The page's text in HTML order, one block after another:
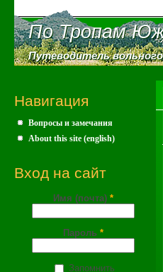
По Тропам
По Тропам
Путеводитель
Путеводитель
Навигация
Вопросы и замечания
About this site (english)
Вход на сайт
Имя (почта) *
Пароль *
Запомнить